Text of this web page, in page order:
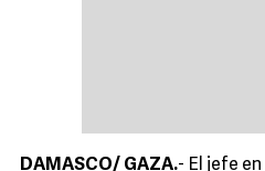
DAMASCO/ GAZA.- El jefe